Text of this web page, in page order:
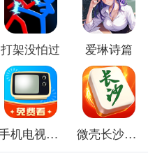
打架没怕过 爱琳诗篇
手机电视高清直播 微壳长沙麻将